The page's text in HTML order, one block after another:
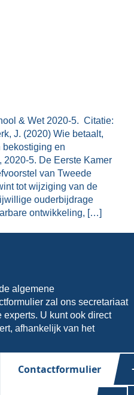
& Wet 2020-5. Citatie:
J. (2020) Wie betaalt,
bekostiging en
5. De Eerste Kamer
van Tweede
tot wijziging van de
ouderbijdrage
ontwikkeling, […]
algemene
zal ons secretariaat
U kunt ook direct
afhankelijk van het
Contactformulier